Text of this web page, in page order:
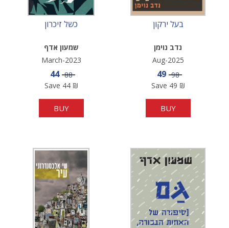
כשל זיכרון
שמעון אדף
March-2023
Sale price
44 Price
88
Save 44₪
BUY
בעל ירקון
נדב נוימן
Aug-2025
Sale price
49 Price
98
Save 49 ₪
BUY